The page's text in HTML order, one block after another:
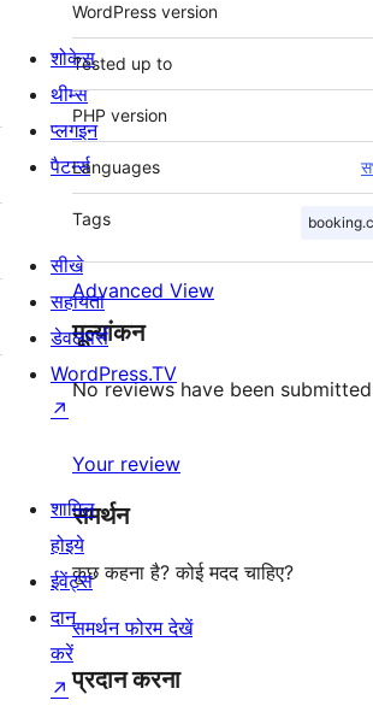
WordPress version
Tested up to
PHP version
Languages
Tags
Advanced View
मूल्यांकन
No reviews have been
Your review
समर्थन
कुछ कहना है? कोई मदद चाहिए?
समर्थन फोरम देखें
प्रदान करना
शोकेस
थीम्स
प्लगइन
पैटर्न्स
सीखे
सहायता
डेवलपर्स
WordPress.TV
↗
शामिल
होइये
ईवेंट्स
दान
करें
↗